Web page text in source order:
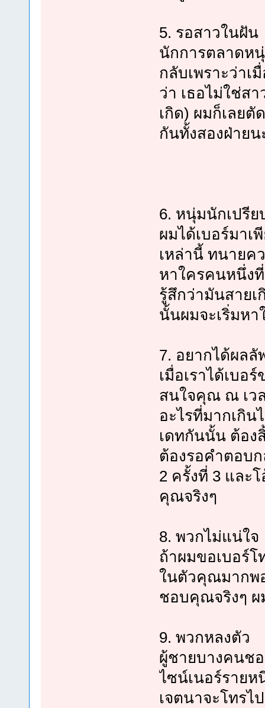
5. รอสาวในฝัน
นักการตลาดหนุ่
กลับเพราะว่า
ว่า เธอไม่ใช่ส
เกิด) ผมก็เลย
กันทั้งสองฝ่ายน
6. หนุ่มนักเปรีย
ผมได้เบอร์มาเ
เหล่านี้ ทนายค
หาใครคนหนึ่ง
รู้สึกว่ามันสายเ
นั้นผมจะเริ่มหา
7. อยากได้ผลลั
เมื่อเราได้เบอ
สนใจคุณ ณ เว
อะไรที่มากเกิน
เดทกันนั้น ต้อง
ต้องรอคำตอบ
2 ครั้งที่ 3 และ
คุณจริงๆ
8. พวกไม่แน่ใจ
ถ้าผมขอเบอร์
ในตัวคุณมากพ
ชอบคุณจริงๆ ผ
9. พวกหลงตัว
ผู้ชายบางคนช
ไซน์เนอร์รายห
เจตนาจะโทรไ